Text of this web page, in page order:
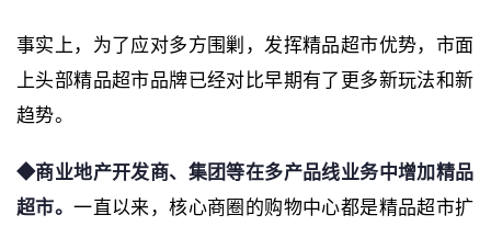
事实上，为了应对多方围剿，发挥精品超市优势，市面
上头部精品超市品牌已经对比早期有了更多新玩法和新
趋势。
◆商业地产开发商、集团等在多产品线业务中增加精品
超市。一直以来，核心商圈的购物中心都是精品超市扩